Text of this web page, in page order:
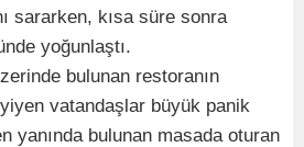
sararken, kısa süre sonra
yoğunlaştı.
bulunan restoranın
vatandaşlar büyük panik
yanında bulunan masada oturan